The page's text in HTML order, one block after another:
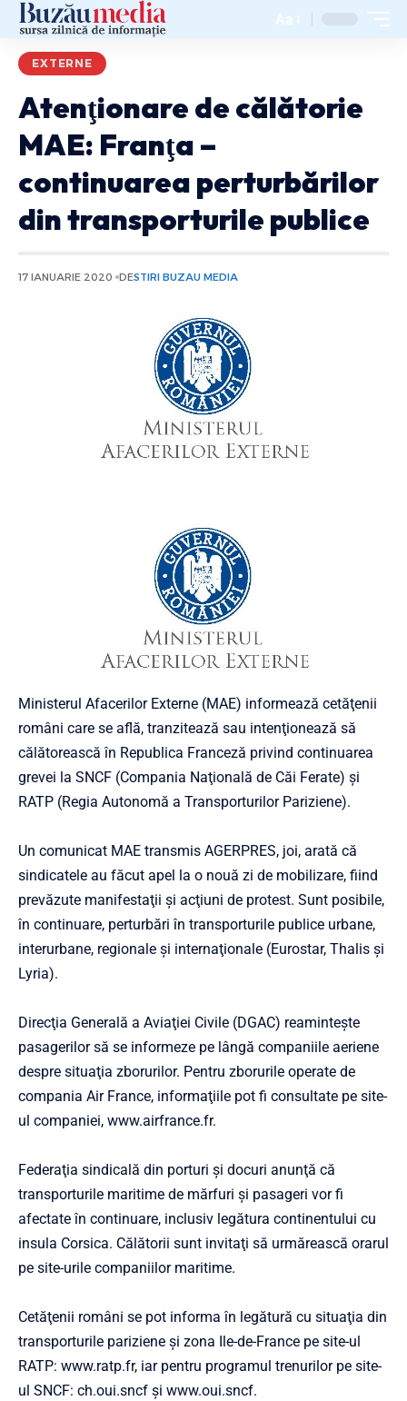
Aa
EXTERNE
Atenţionare de călătorie
MAE: Franţa –
continuarea perturbărilor
din transporturile publice
17 IANUARIE 2020 DESTIRI BUZAU MEDIA
Ministerul Afacerilor Externe (MAE) informează cetăţenii
români care se află, tranzitează sau intenţionează să
călătorească în Republica Franceză privind continuarea
grevei la SNCF (Compania Naţională de Căi Ferate) şi
RATP (Regia Autonomă a Transporturilor Pariziene).
Un comunicat MAE transmis AGERPRES, joi, arată că
sindicatele au făcut apel la o nouă zi de mobilizare, fiind
prevăzute manifestaţii şi acţiuni de protest. Sunt posibile,
în continuare, perturbări în transporturile publice urbane,
interurbane, regionale şi internaţionale (Eurostar, Thalis şi
Lyria).
Direcţia Generală a Aviaţiei Civile (DGAC) reaminteşte
pasagerilor să se informeze pe lângă companiile aeriene
despre situaţia zborurilor. Pentru zborurile operate de
compania Air France, informaţiile pot fi consultate pe site-
ul companiei, www.airfrance.fr.
Federaţia sindicală din porturi şi docuri anunţă că
transporturile maritime de mărfuri şi pasageri vor fi
afectate în continuare, inclusiv legătura continentului cu
insula Corsica. Călătorii sunt invitaţi să urmărească orarul
pe site-urile companiilor maritime.
Cetăţenii români se pot informa în legătură cu situaţia din
transporturile pariziene şi zona Ile-de-France pe site-ul
RATP: www.ratp.fr, iar pentru programul trenurilor pe site-
ul SNCF: ch.oui.sncf şi www.oui.sncf.